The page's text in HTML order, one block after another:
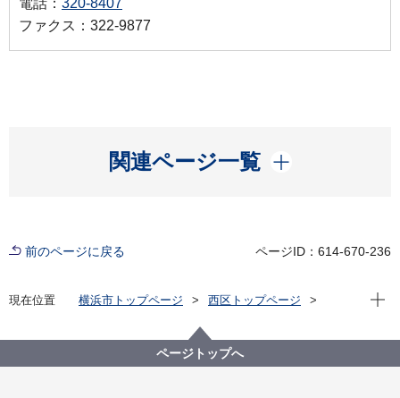
電話： 320-8407
ファクス：322-9877
関連ページ一覧
開く
前のページに戻る ページID：614-670-236
現在位置 横浜市トップページ
西区トップページ
仕事を探すなら…ジョブスポット西へ！
現在
ページトップへ